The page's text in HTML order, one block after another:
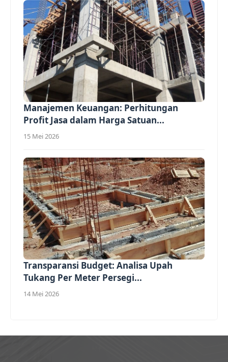
Manajemen Keuangan: Perhitungan
Profit Jasa dalam Harga Satuan...
15 Mei 2026
Transparansi Budget: Analisa Upah
Tukang Per Meter Persegi...
14 Mei 2026